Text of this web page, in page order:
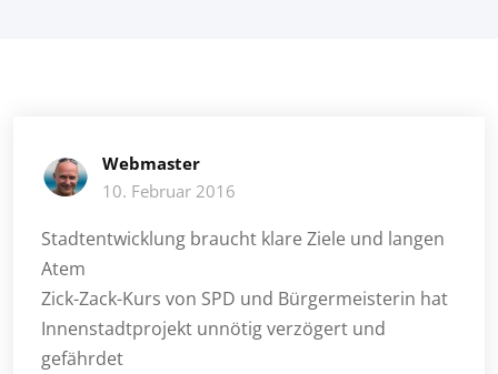
Webmaster
10. Februar 2016
Stadtentwicklung braucht klare Ziele und langen
Atem
Zick-Zack-Kurs von SPD und Bürgermeisterin hat
Innenstadtprojekt unnötig verzögert und
gefährdet